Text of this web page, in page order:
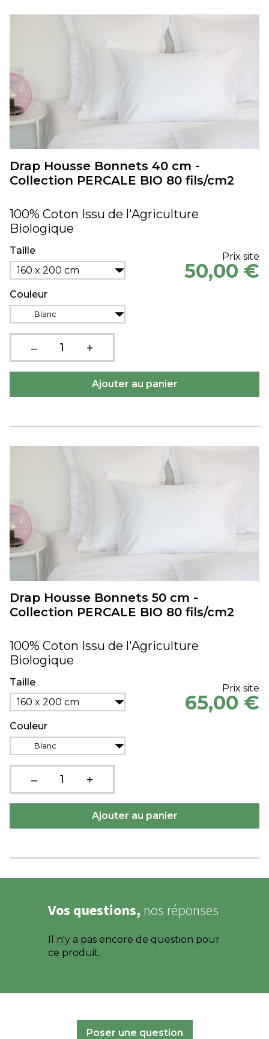
Drap Housse Bonnets 40 cm -
Collection PERCALE BIO 80 fils/cm2
100% Coton Issu de l'Agriculture
Biologique
Taille
160 x 200 cm
Couleur
Blanc
Prix site
50,00 €
Drap Housse Bonnets 50 cm -
Collection PERCALE BIO 80 fils/cm2
100% Coton Issu de l'Agriculture
Biologique
Taille
160 x 200 cm
Couleur
Blanc
Prix site
65,00 €
Vos questions, nos réponses
Il n'y a pas encore de question pour
ce produit.
Poser une question